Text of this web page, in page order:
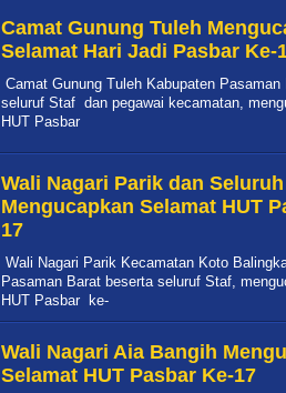
Camat Gunung Tuleh
Selamat Hari Jadi Pasbar Ke-
Camat Gunung Tuleh Kabupaten Pasaman
seluruf Staf dan pegawai kecamatan,
HUT Pasbar
Wali Nagari Parik dan
Mengucapkan Selamat HUT
17
Wali Nagari Parik Kecamatan Koto
Pasaman Barat beserta seluruf Staf,
HUT Pasbar ke-
Wali Nagari Aia Bangih
Selamat HUT Pasbar Ke-17